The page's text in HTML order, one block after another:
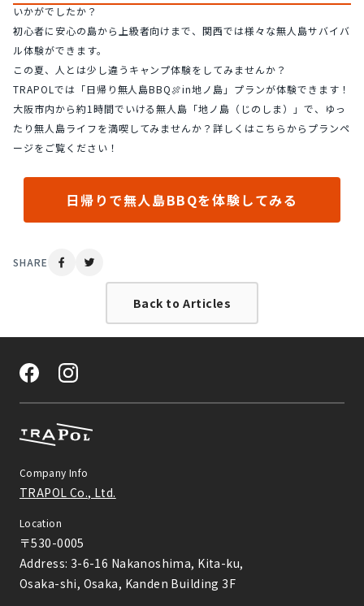
せんか？
いかがでしたか？
初心者に安心の島から上級者向けまで、関西では様々な無人島サバイバ
ル体験ができます。
この夏、人とは少し違うキャンプ体験をしてみませんか？
TRAPOLでは「日帰り無人島BBQ🍖in地ノ島」プランが体験できます！
大阪市内から約1時間でいける無人島「地ノ島（じのしま）」で、ゆっ
たり無人島ライフを満喫してみませんか？詳しくはこちらからプランペ
ージをご覧ください！
日帰りで無人島BBQを体験してみる
SHARE
Back to Articles
Company Info
TRAPOL Co., Ltd.
Location
〒530-0005
Address: 3-6-16 Nakanoshima, Kita-ku,
Osaka-shi, Osaka, Kanden Building 3F